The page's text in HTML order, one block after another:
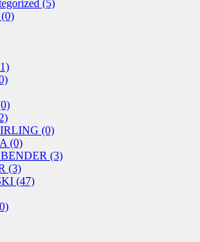
(5)
(0)
(0)
(0)
(3)
(3)
(47)